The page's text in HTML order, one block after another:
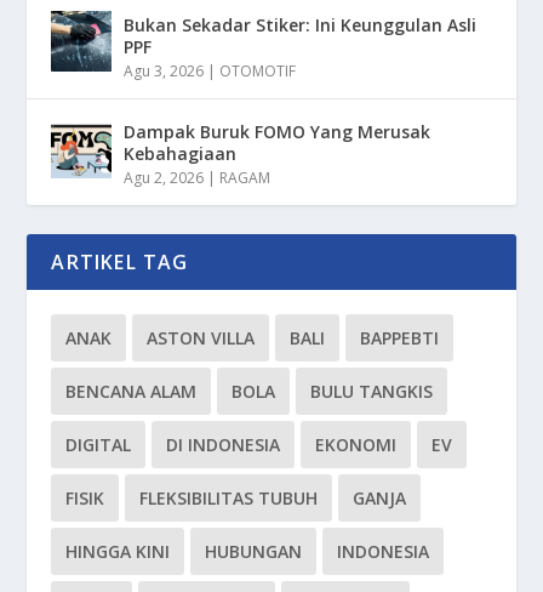
Bukan Sekadar Stiker: Ini Keunggulan Asli
PPF
Agu 3, 2026 | OTOMOTIF
Dampak Buruk FOMO Yang Merusak
Kebahagiaan
Agu 2, 2026 | RAGAM
ARTIKEL TAG
ANAK ASTON VILLA BALI BAPPEBTI
BENCANA ALAM BOLA BULU TANGKIS
DIGITAL DI INDONESIA EKONOMI EV
FISIK FLEKSIBILITAS TUBUH GANJA
HINGGA KINI HUBUNGAN INDONESIA